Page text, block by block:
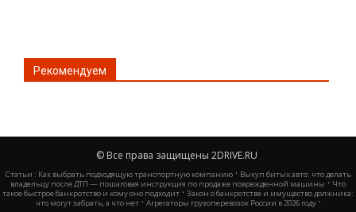
Рекомендуем
© Все права защищены 2DRIVE.RU
Статьи : Как выбрать подходящую транспортную компанию· Выкуп битых авто: что делать
владельцу после ДТП — пошаговая инструкция по продаже поврежденной машины· Что
такое быстрое банкротство и кому оно подходит · Закон о банкротстве и имущество должника:
что могут забрать, а что нет· Агрегаторы грузоперевозок России в 2026 году·